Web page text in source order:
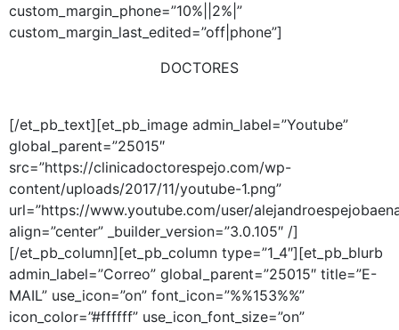
custom_margin_phone=”10%||2%|”
custom_margin_last_edited=”off|phone”]
DOCTORES
[/et_pb_text][et_pb_image admin_label=”Youtube”
global_parent=”25015″
src=”https://clinicadoctorespejo.com/wp-
content/uploads/2017/11/youtube-1.png”
url=”https://www.youtube.com/user/
align=”center” _builder_version=”3.0.105″ /]
[/et_pb_column][et_pb_column type=”1_4″][et_pb_blurb
admin_label=”Correo” global_parent=”25015″ title=”E-
MAIL” use_icon=”on” font_icon=”%%153%%”
icon_color=”#ffffff” use_icon_font_size=”on”